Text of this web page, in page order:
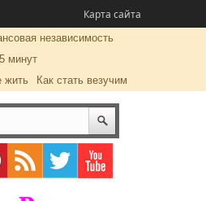
Карта сайта
независимость
минут
жить
Как стать везучим